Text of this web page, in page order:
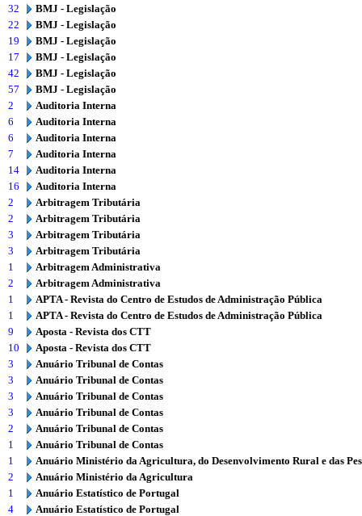
32
BMJ - Legislação
22
BMJ - Legislação
19
BMJ - Legislação
17
BMJ - Legislação
42
BMJ - Legislação
57
BMJ - Legislação
2
Auditoria Interna
6
Auditoria Interna
6
Auditoria Interna
7
Auditoria Interna
14
Auditoria Interna
16
Auditoria Interna
2
Arbitragem Tributária
2
Arbitragem Tributária
3
Arbitragem Tributária
3
Arbitragem Tributária
1
Arbitragem Administrativa
2
Arbitragem Administrativa
1
APTA - Revista do Centro de Estudos de Administração Pública
1
APTA - Revista do Centro de Estudos de Administração Pública
9
Aposta - Revista dos CTT
10
Aposta - Revista dos CTT
3
Anuário Tribunal de Contas
3
Anuário Tribunal de Contas
3
Anuário Tribunal de Contas
3
Anuário Tribunal de Contas
2
Anuário Tribunal de Contas
1
Anuário Tribunal de Contas
1
Anuário Ministério da Agricultura, do Desenvolvimento Rural e das
2
Anuário Ministério da Agricultura
1
Anuário Estatístico de Portugal
4
Anuário Estatístico de Portugal